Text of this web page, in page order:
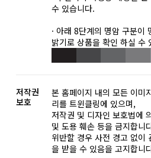
수 있습니다.
· 아래 8단계의 명암 구분이
밝기로 상품을 확인 하실 수
저작권
보호
본 홈페이지 내의 모든 이미
리를 트윈클링에 있으며,
저작권 및 디자인 보호법에
및 도용 훼손 등을 금지합니
위반할 경우 사전 경고 없이
을 받을 수 있음을 고지합니